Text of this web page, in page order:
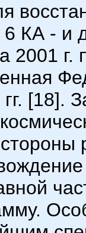
КА - и
2001
[18].